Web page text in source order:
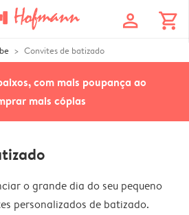
profile shopping_cart
Convites de batizado
com mais poupança ao
mais cópias
o grande dia do seu pequeno
personalizados de batizado.